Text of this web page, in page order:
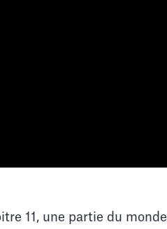
11, une partie du monde